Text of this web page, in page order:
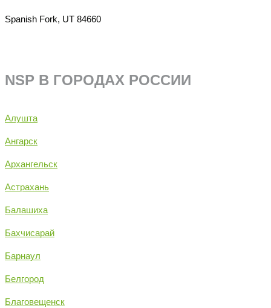
Spanish Fork, UT 84660
NSP В ГОРОДАХ РОССИИ
Алушта
Ангарск
Архангельск
Астрахань
Балашиха
Бахчисарай
Барнаул
Белгород
Благовещенск